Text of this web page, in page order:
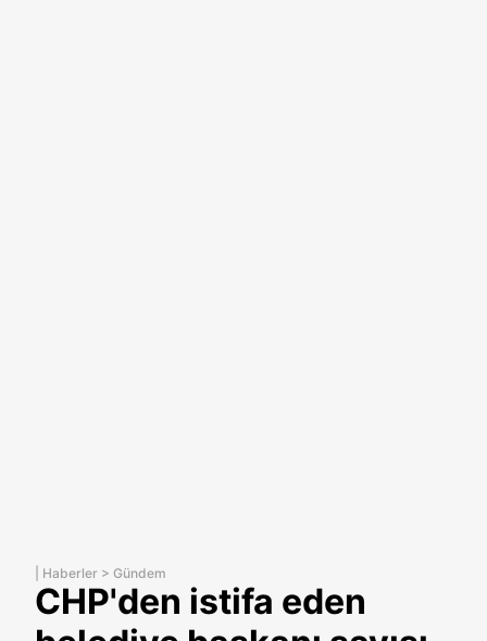
Haberler > Gündem
CHP'den istifa eden